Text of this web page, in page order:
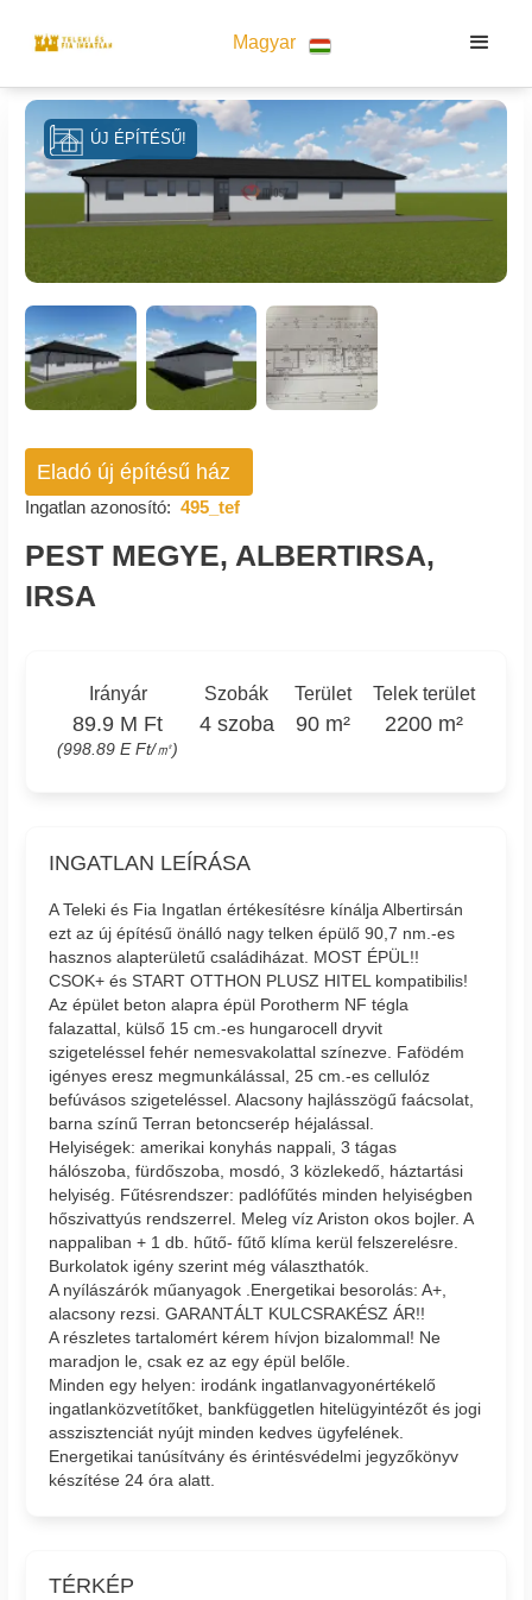
Magyar
ÚJ ÉPÍTÉSŰ!
Eladó új építésű ház
Ingatlan azonosító: 495_tef
PEST MEGYE, ALBERTIRSA,
IRSA
Irányár
89.9 M Ft
(998.89 E Ft/㎡)
Szobák
4 szoba
Terület
90 m²
Telek terület
2200 m²
INGATLAN LEÍRÁSA
A Teleki és Fia Ingatlan értékesítésre kínálja Albertirsán
ezt az új építésű önálló nagy telken épülő 90,7 nm.-es
hasznos alapterületű családiházat. MOST ÉPÜL!!
CSOK+ és START OTTHON PLUSZ HITEL kompatibilis!
Az épület beton alapra épül Porotherm NF tégla
falazattal, külső 15 cm.-es hungarocell dryvit
szigeteléssel fehér nemesvakolattal színezve. Fafödém
igényes eresz megmunkálással, 25 cm.-es cellulóz
befúvásos szigeteléssel. Alacsony hajlásszögű faácsolat,
barna színű Terran betoncserép héjalással.
Helyiségek: amerikai konyhás nappali, 3 tágas
hálószoba, fürdőszoba, mosdó, 3 közlekedő, háztartási
helyiség. Fűtésrendszer: padlófűtés minden helyiségben
hőszivattyús rendszerrel. Meleg víz Ariston okos bojler. A
nappaliban + 1 db. hűtő- fűtő klíma kerül felszerelésre.
Burkolatok igény szerint még választhatók.
A nyílászárók műanyagok .Energetikai besorolás: A+,
alacsony rezsi. GARANTÁLT KULCSRAKÉSZ ÁR!!
A részletes tartalomért kérem hívjon bizalommal! Ne
maradjon le, csak ez az egy épül belőle.
Minden egy helyen: irodánk ingatlanvagyonértékelő
ingatlanközvetítőket, bankfüggetlen hitelügyintézőt és jogi
asszisztenciát nyújt minden kedves ügyfelének.
Energetikai tanúsítvány és érintésvédelmi jegyzőkönyv
készítése 24 óra alatt.
TÉRKÉP